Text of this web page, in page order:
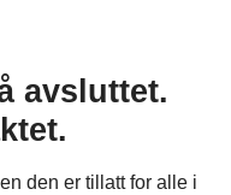
avsluttet.
den er tillatt for alle i